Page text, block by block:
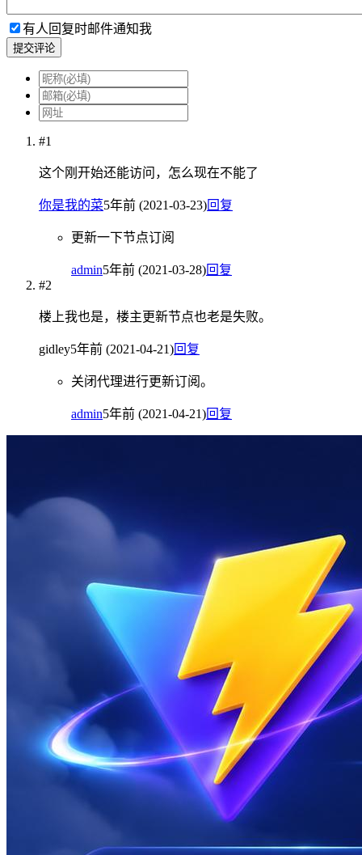
有人回复时邮件通知我
提交评论
#1
这个刚开始还能访问，怎么现在不能了
你是我的菜5年前 (2021-03-23)回复
更新一下节点订阅
admin5年前 (2021-03-28)回复
#2
楼上我也是，楼主更新节点也老是失败。
gidley5年前 (2021-04-21)回复
关闭代理进行更新订阅。
admin5年前 (2021-04-21)回复